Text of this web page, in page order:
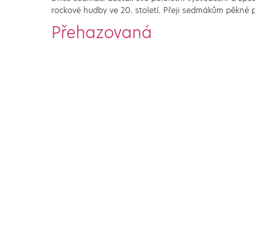
rockové hudby ve 20. století. Přeji sedmákům
Přehazovaná